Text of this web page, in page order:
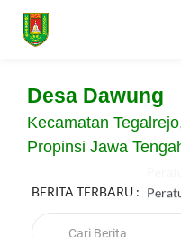
Desa Dawung
Kecamatan
Propinsi Jawa
BERITA TERBARU :